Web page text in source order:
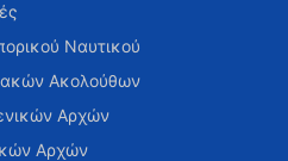
Ναυτικού
Ακολούθων
Αρχών
Αρχών